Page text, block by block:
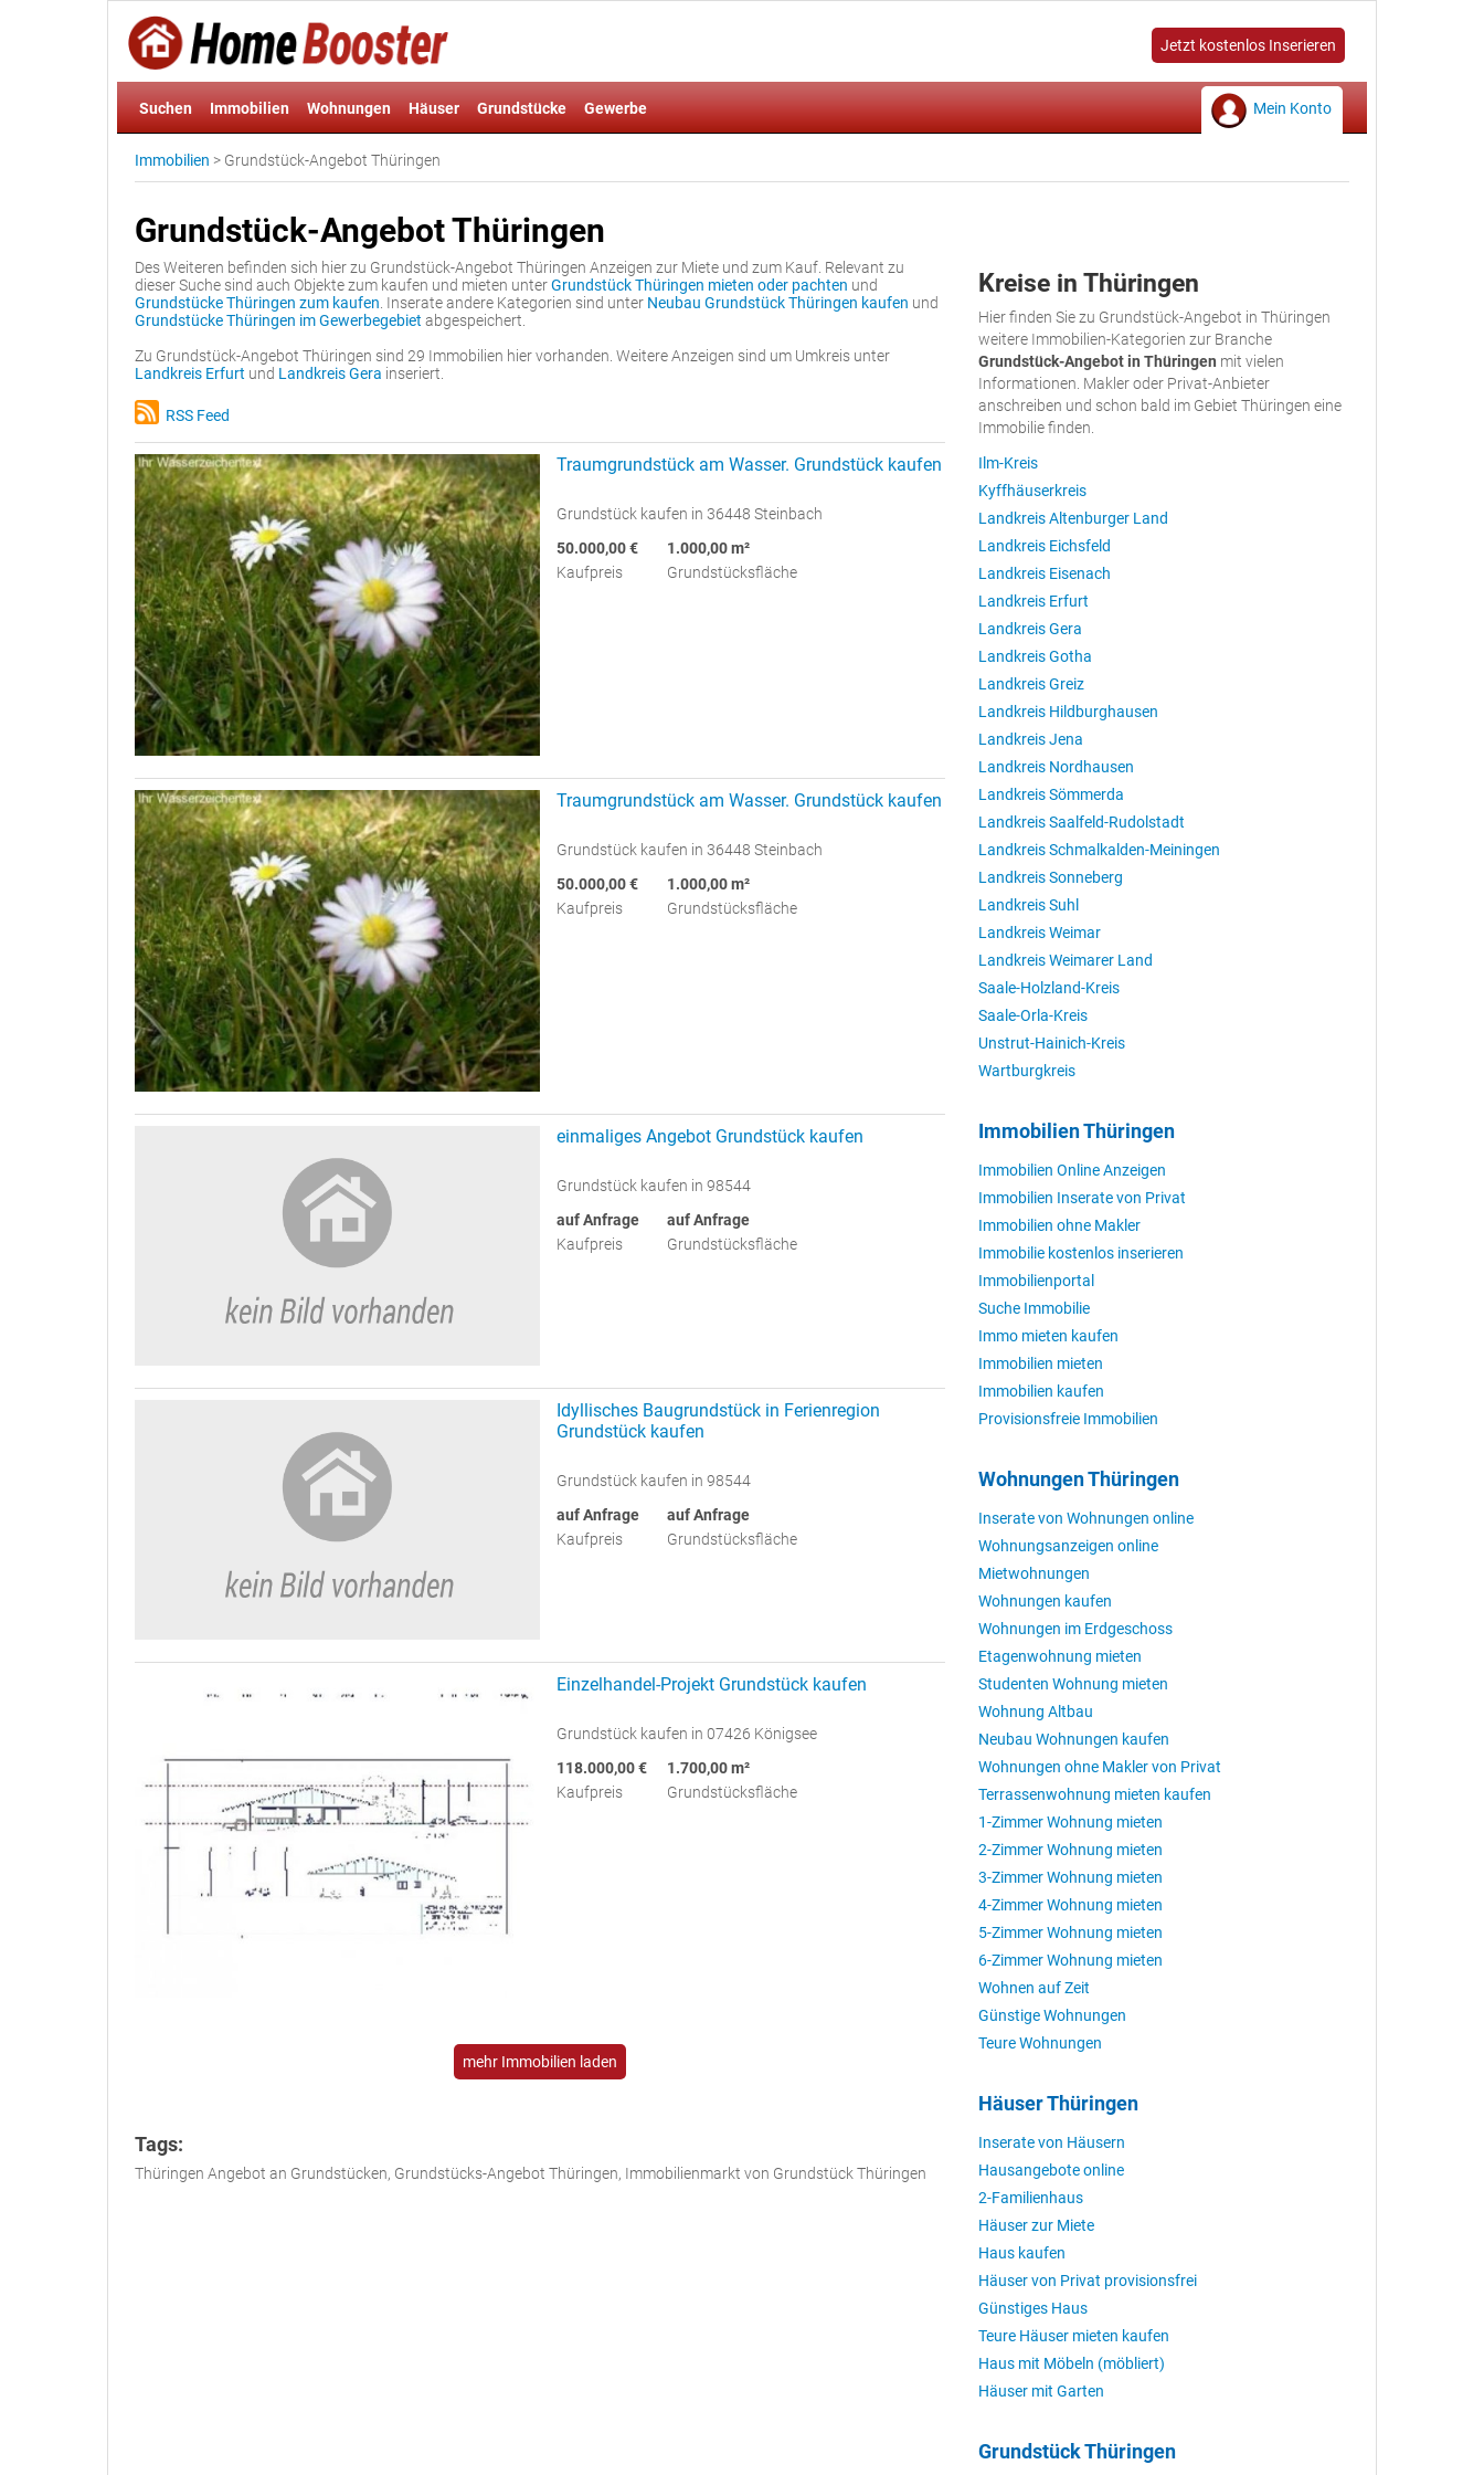
Jetzt kostenlos Inserieren
Suchen Immobilien Wohnungen Häuser Grundstücke Gewerbe Mein Konto
Immobilien > Grundstück-Angebot Thüringen
Grundstück-Angebot Thüringen
Des Weiteren befinden sich hier zu Grundstück-Angebot Thüringen Anzeigen zur Miete und zum Kauf. Relevant zu
dieser Suche sind auch Objekte zum kaufen und mieten unterGrundstück Thüringen mieten oder pachten und
Grundstücke Thüringen zum kaufen . Inserate andere Kategorien sind unter Neubau Grundstück Thüringen kaufen und
Grundstücke Thüringen im Gewerbegebiet abgespeichert.
Zu Grundstück-Angebot Thüringen sind 29 Immobilien hier vorhanden. Weitere Anzeigen sind um Umkreis unter
Landkreis Erfurt und Landkreis Gera inseriert.
RSS Feed
Traumgrundstück am Wasser. Grundstück kaufen
Grundstück kaufen in 36448 Steinbach
50.000,00 €
Kaufpreis
1.000,00 m²
Grundstücksfläche
Traumgrundstück am Wasser. Grundstück kaufen
Grundstück kaufen in 36448 Steinbach
50.000,00 €
Kaufpreis
1.000,00 m²
Grundstücksfläche
einmaliges Angebot Grundstück kaufen
Grundstück kaufen in 98544
auf Anfrage
Kaufpreis
auf Anfrage
Grundstücksfläche
Idyllisches Baugrundstück in Ferienregion
Grundstück kaufen
Grundstück kaufen in 98544
auf Anfrage
Kaufpreis
auf Anfrage
Grundstücksfläche
Einzelhandel-Projekt Grundstück kaufen
Grundstück kaufen in 07426 Königsee
118.000,00 €
Kaufpreis
1.700,00 m²
Grundstücksfläche
mehr Immobilien laden
Tags:
Thüringen Angebot an Grundstücken, Grundstücks-Angebot Thüringen, Immobilienmarkt von Grundstück Thüringen
Kreise in Thüringen
Hier finden Sie zu Grundstück-Angebot in Thüringen
weitere Immobilien-Kategorien zur Branche
Grundstück-Angebot in Thüringen mit vielen
Informationen. Makler oder Privat-Anbieter
anschreiben und schon bald im Gebiet Thüringen eine
Immobilie finden.
Ilm-Kreis
Kyffhäuserkreis
Landkreis Altenburger Land
Landkreis Eichsfeld
Landkreis Eisenach
Landkreis Erfurt
Landkreis Gera
Landkreis Gotha
Landkreis Greiz
Landkreis Hildburghausen
Landkreis Jena
Landkreis Nordhausen
Landkreis Sömmerda
Landkreis Saalfeld-Rudolstadt
Landkreis Schmalkalden-Meiningen
Landkreis Sonneberg
Landkreis Suhl
Landkreis Weimar
Landkreis Weimarer Land
Saale-Holzland-Kreis
Saale-Orla-Kreis
Unstrut-Hainich-Kreis
Wartburgkreis
Immobilien Thüringen
Immobilien Online Anzeigen
Immobilien Inserate von Privat
Immobilien ohne Makler
Immobilie kostenlos inserieren
Immobilienportal
Suche Immobilie
Immo mieten kaufen
Immobilien mieten
Immobilien kaufen
Provisionsfreie Immobilien
Wohnungen Thüringen
Inserate von Wohnungen online
Wohnungsanzeigen online
Mietwohnungen
Wohnungen kaufen
Wohnungen im Erdgeschoss
Etagenwohnung mieten
Studenten Wohnung mieten
Wohnung Altbau
Neubau Wohnungen kaufen
Wohnungen ohne Makler von Privat
Terrassenwohnung mieten kaufen
1-Zimmer Wohnung mieten
2-Zimmer Wohnung mieten
3-Zimmer Wohnung mieten
4-Zimmer Wohnung mieten
5-Zimmer Wohnung mieten
6-Zimmer Wohnung mieten
Wohnen auf Zeit
Günstige Wohnungen
Teure Wohnungen
Häuser Thüringen
Inserate von Häusern
Hausangebote online
2-Familienhaus
Häuser zur Miete
Haus kaufen
Häuser von Privat provisionsfrei
Günstiges Haus
Teure Häuser mieten kaufen
Haus mit Möbeln (möbliert)
Häuser mit Garten
Grundstück Thüringen